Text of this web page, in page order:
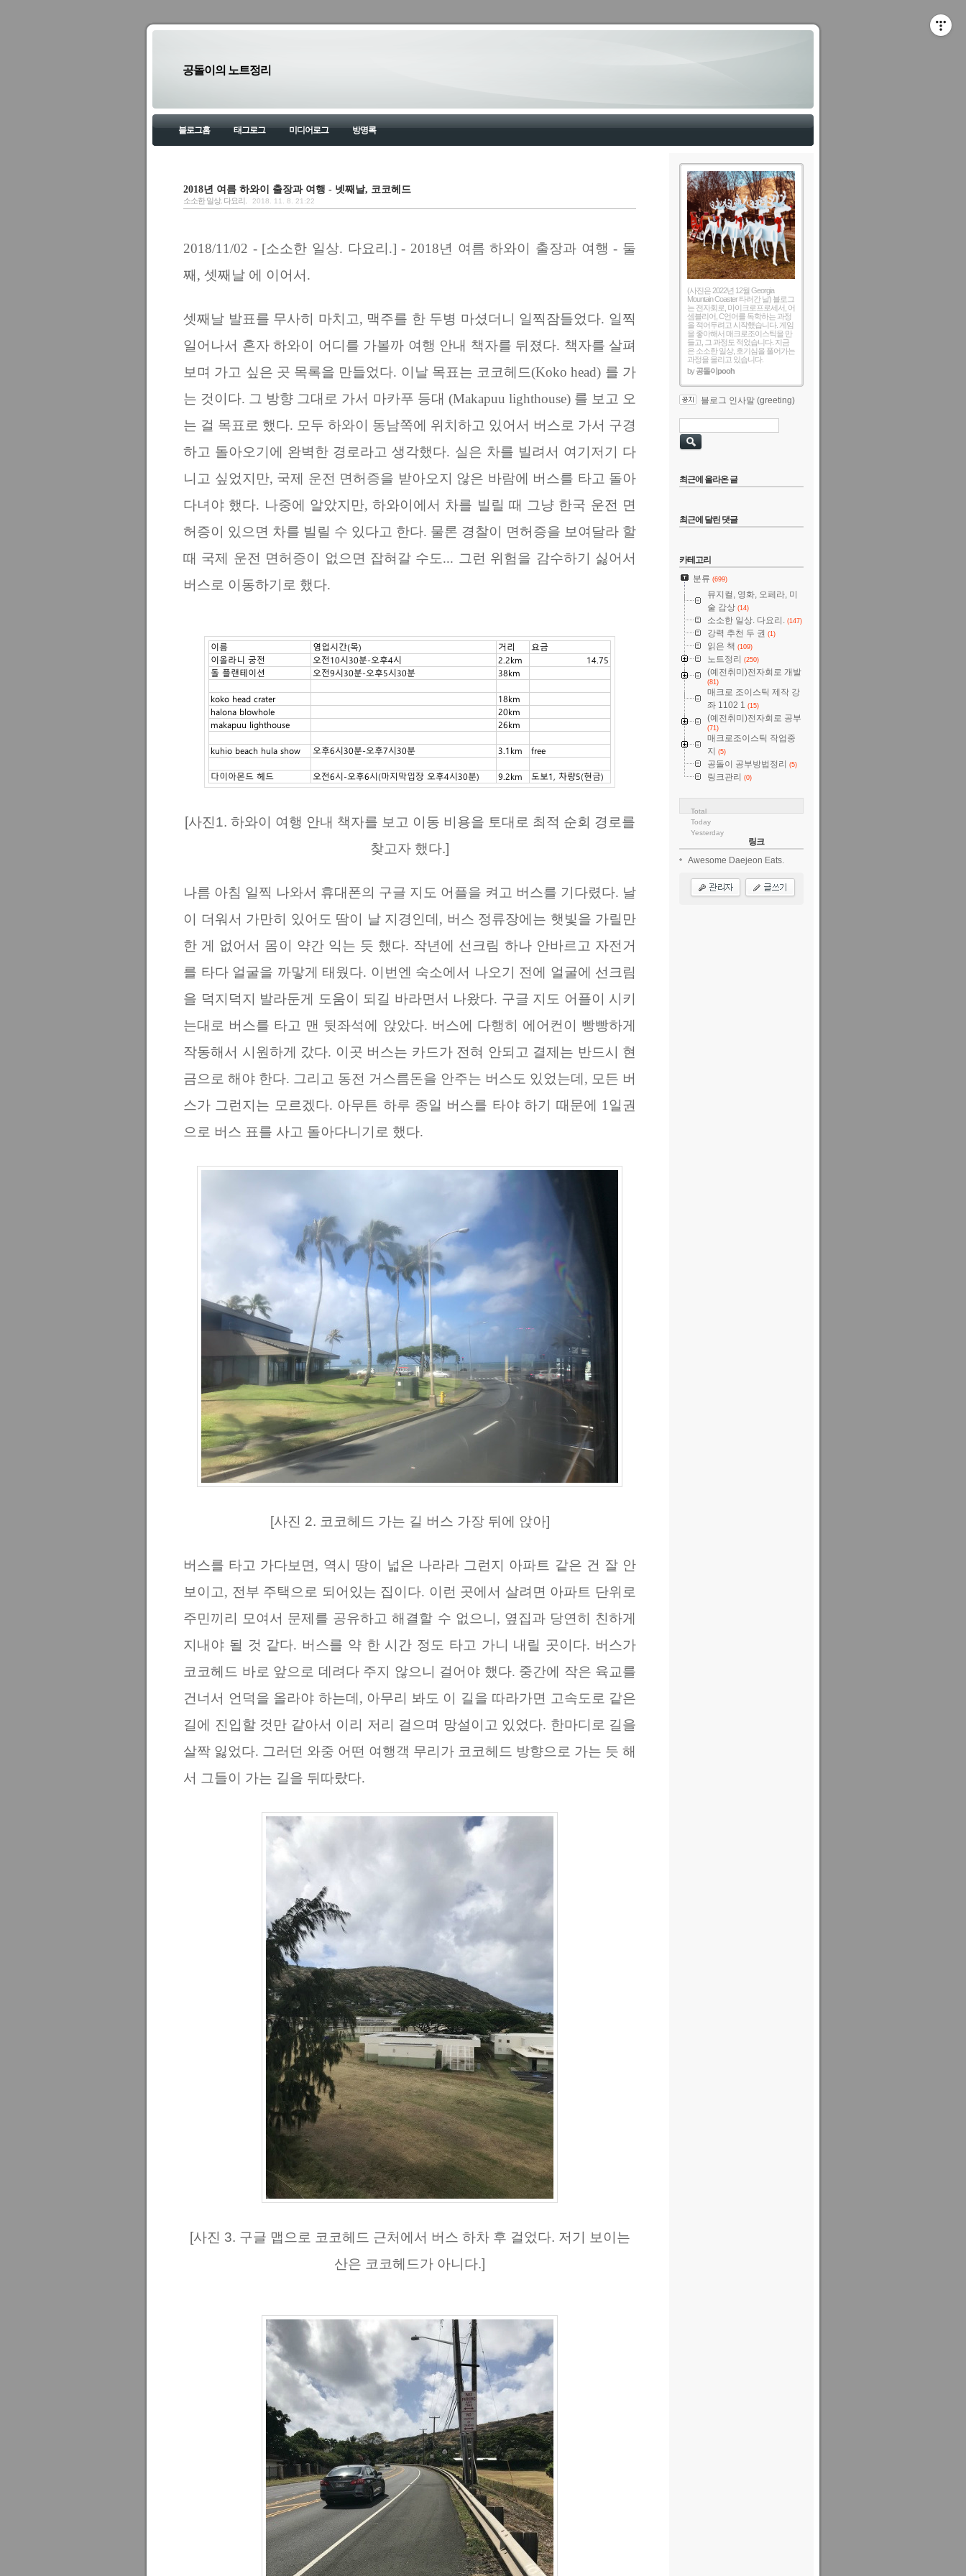
공돌이의 노트정리
블로그홈 태그로그 미디어로그 방명록
2018년 여름 하와이 출장과 여행 - 넷째날, 코코헤드
소소한 일상. 다요리. 2018. 11. 8. 21:22
2018/11/02 - [소소한 일상. 다요리.] - 2018년 여름 하와이 출장과 여행 - 둘
째, 셋째날 에 이어서.
셋째날 발표를 무사히 마치고, 맥주를 한 두병 마셨더니 일찍잠들었다. 일찍
일어나서 혼자 하와이 어디를 가볼까 여행 안내 책자를 뒤졌다. 책자를 살펴
보며 가고 싶은 곳 목록을 만들었다. 이날 목표는 코코헤드(Koko head) 를 가
는 것이다. 그 방향 그대로 가서 마카푸 등대 (Makapuu lighthouse) 를 보고 오
는 걸 목표로 했다. 모두 하와이 동남쪽에 위치하고 있어서 버스로 가서 구경
하고 돌아오기에 완벽한 경로라고 생각했다. 실은 차를 빌려서 여기저기 다
니고 싶었지만, 국제 운전 면허증을 받아오지 않은 바람에 버스를 타고 돌아
다녀야 했다. 나중에 알았지만, 하와이에서 차를 빌릴 때 그냥 한국 운전 면
허증이 있으면 차를 빌릴 수 있다고 한다. 물론 경찰이 면허증을 보여달라 할
때 국제 운전 면허증이 없으면 잡혀갈 수도... 그런 위험을 감수하기 싫어서
버스로 이동하기로 했다.
[사진1. 하와이 여행 안내 책자를 보고 이동 비용을 토대로 최적 순회 경로를
찾고자 했다.]
나름 아침 일찍 나와서 휴대폰의 구글 지도 어플을 켜고 버스를 기다렸다. 날
이 더워서 가만히 있어도 땀이 날 지경인데, 버스 정류장에는 햇빛을 가릴만
한 게 없어서 몸이 약간 익는 듯 했다. 작년에 선크림 하나 안바르고 자전거
를 타다 얼굴을 까맣게 태웠다. 이번엔 숙소에서 나오기 전에 얼굴에 선크림
을 덕지덕지 발라둔게 도움이 되길 바라면서 나왔다. 구글 지도 어플이 시키
는대로 버스를 타고 맨 뒷좌석에 앉았다. 버스에 다행히 에어컨이 빵빵하게
작동해서 시원하게 갔다. 이곳 버스는 카드가 전혀 안되고 결제는 반드시 현
금으로 해야 한다. 그리고 동전 거스름돈을 안주는 버스도 있었는데, 모든 버
스가 그런지는 모르겠다. 아무튼 하루 종일 버스를 타야 하기 때문에 1일권
으로 버스 표를 사고 돌아다니기로 했다.
[사진 2. 코코헤드 가는 길 버스 가장 뒤에 앉아]
버스를 타고 가다보면, 역시 땅이 넓은 나라라 그런지 아파트 같은 건 잘 안
보이고, 전부 주택으로 되어있는 집이다. 이런 곳에서 살려면 아파트 단위로
주민끼리 모여서 문제를 공유하고 해결할 수 없으니, 옆집과 당연히 친하게
지내야 될 것 같다. 버스를 약 한 시간 정도 타고 가니 내릴 곳이다. 버스가
코코헤드 바로 앞으로 데려다 주지 않으니 걸어야 했다. 중간에 작은 육교를
건너서 언덕을 올라야 하는데, 아무리 봐도 이 길을 따라가면 고속도로 같은
길에 진입할 것만 같아서 이리 저리 걸으며 망설이고 있었다. 한마디로 길을
살짝 잃었다. 그러던 와중 어떤 여행객 무리가 코코헤드 방향으로 가는 듯 해
서 그들이 가는 길을 뒤따랐다.
[사진 3. 구글 맵으로 코코헤드 근처에서 버스 하차 후 걸었다. 저기 보이는
산은 코코헤드가 아니다.]
(사진은 2022년 12월 Georgia
Mountain Coaster 타러간 날) 블로그
는 전자회로, 마이크로프로세서, 어
셈블리어, C언어를 독학하는 과정
을 적어두려고 시작했습니다. 게임
을 좋아해서 매크로조이스틱을 만
들고, 그 과정도 적었습니다. 지금
은 소소한 일상, 호기심을 풀어가는
과정을 올리고 있습니다.
by공돌이pooh
블로그 인사말 (greeting)
최근에 올라온 글
최근에 달린 댓글
카테고리
분류 (699)
뮤지컬, 영화, 오페라, 미
술 감상 (14)
소소한 일상. 다요리. (147)
강력 추천 두 권 (1)
읽은 책 (109)
노트정리 (250)
(예전취미)전자회로 개발
(81)
매크로 조이스틱 제작 강
좌 1102 1 (15)
(예전취미)전자회로 공부
(71)
매크로조이스틱 작업중
지
(5)
공돌이 공부방법정리 (5)
링크관리 (0)
Total
Today
Yesterday
링크
Awesome Daejeon Eats.